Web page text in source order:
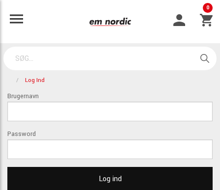
0
Log Ind
Brugernavn
Password